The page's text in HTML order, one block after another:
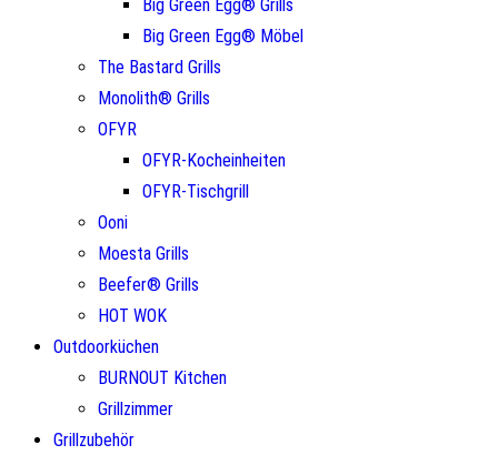
Big Green Egg® Grills
Big Green Egg® Möbel
The Bastard Grills
Monolith® Grills
OFYR
OFYR-Kocheinheiten
OFYR-Tischgrill
Ooni
Moesta Grills
Beefer® Grills
HOT WOK
Outdoorküchen
BURNOUT Kitchen
Grillzimmer
Grillzubehör